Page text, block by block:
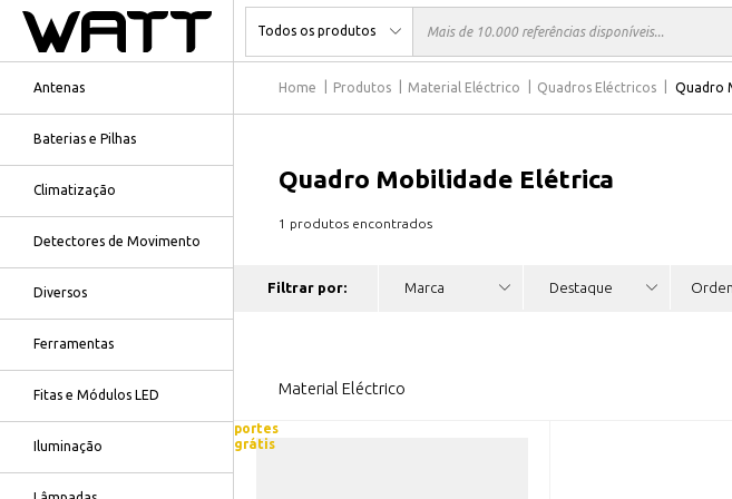
Antenas
Baterias e Pilhas
Climatização
Detectores de Movimento
Diversos
Ferramentas
Fitas e Módulos LED
Iluminação
Home Produtos Material Eléctrico Quadros Eléctricos Quadro
Quadro Mobilidade Elétrica
Filtrar por:
1 produtos encontrados
Material Eléctrico
portes
grátis